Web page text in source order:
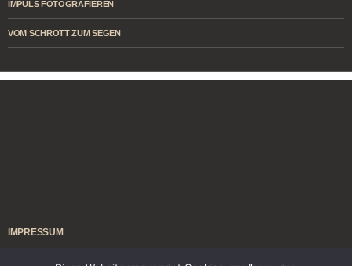
IMPULS FOTOGRAFIEREN
VOM SCHROTT ZUM SEGEN
IMPRESSUM